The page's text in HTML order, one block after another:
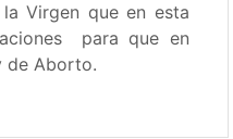
Virgen que en esta
para que en
de Aborto.